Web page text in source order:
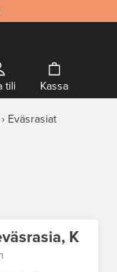
tili Kassa
Eväsrasiat
K